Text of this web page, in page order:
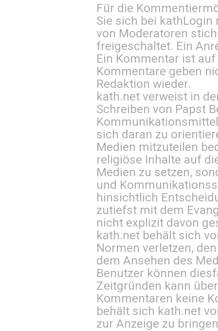
Für die
Sie sich bei kathLogin
von Moderatoren
freigeschaltet. Ein
Ein Kommentar ist
Kommentare geben
Redaktion wieder.
kath.net verweist in
Schreiben von Papst
sich daran zu
Medien mitzuteilen
religiöse Inhalte auf
Medien zu setzen,
und
hinsichtlich
zutiefst mit dem
nicht explizit davon
kath.net behält sich
Normen verletzen,
dem Ansehen des
Benutzer können
Zeitgründen kann
Kommentaren keine
behält sich kath.net
zur Anzeige zu